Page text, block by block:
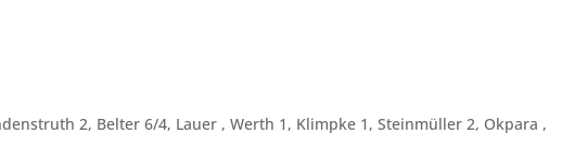
2, Belter 6/4, Lauer , Werth 1, Klimpke 1, Steinmüller 2, Okpara ,